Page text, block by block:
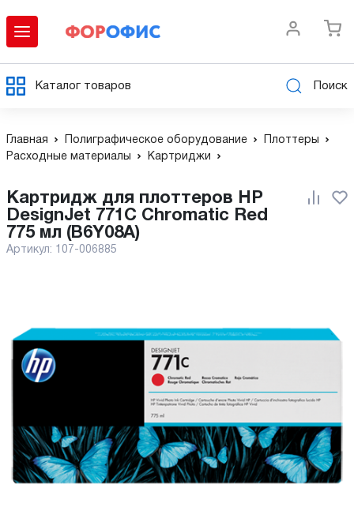
Каталог товаров Поиск
Главная Полиграфическое оборудование
Плоттеры
Расходные материалы
Картриджи
Картридж для плоттеров HP
DesignJet 771C Chromatic Red
775 мл (B6Y08A)
Артикул: 107-006885